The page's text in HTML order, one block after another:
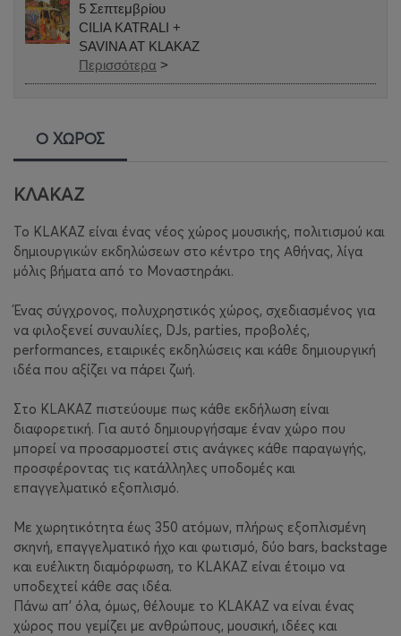
5 Σεπτεμβρίου
CILIA KATRALI +
SAVINA AT KLAKAZ
Περισσότερα >
Ο ΧΩΡΟΣ
ΚΛΑΚΑΖ
Το KLAKAZ είναι ένας νέος χώρος μουσικής, πολιτισμού και
δημιουργικών εκδηλώσεων στο κέντρο της Αθήνας, λίγα
μόλις βήματα από το Μοναστηράκι.
Ένας σύγχρονος, πολυχρηστικός χώρος, σχεδιασμένος για
να φιλοξενεί συναυλίες, DJs, parties, προβολές,
performances, εταιρικές εκδηλώσεις και κάθε δημιουργική
ιδέα που αξίζει να πάρει ζωή.
Στο KLAKAZ πιστεύουμε πως κάθε εκδήλωση είναι
διαφορετική. Για αυτό δημιουργήσαμε έναν χώρο που
μπορεί να προσαρμοστεί στις ανάγκες κάθε παραγωγής,
προσφέροντας τις κατάλληλες υποδομές και
επαγγελματικό εξοπλισμό.
Με χωρητικότητα έως 350 ατόμων, πλήρως εξοπλισμένη
σκηνή, επαγγελματικό ήχο και φωτισμό, δύο bars, backstage
και ευέλικτη διαμόρφωση, το KLAKAZ είναι έτοιμο να
υποδεχτεί κάθε σας ιδέα.
Πάνω απ' όλα, όμως, θέλουμε το KLAKAZ να είναι ένας
χώρος που γεμίζει με ανθρώπους, μουσική, ιδέες και